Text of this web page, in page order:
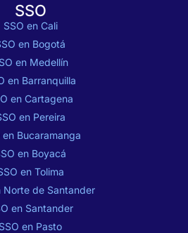
SSO
SSO en Cali
en Bogotá
en Medellín
en Barranquilla
en Cartagena
en Pereira
en Bucaramanga
en Boyacá
en Tolima
Norte de Santander
en Santander
SSO en Pasto